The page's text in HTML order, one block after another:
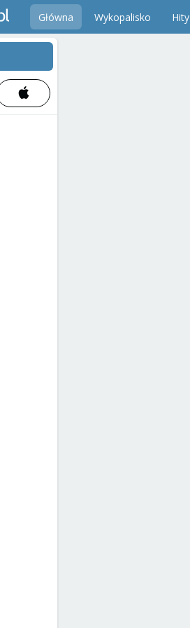
Główna Wykopalisko Hity